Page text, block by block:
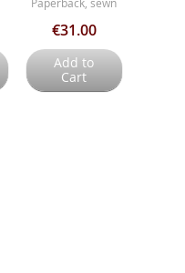
€31.00
Add to
Cart